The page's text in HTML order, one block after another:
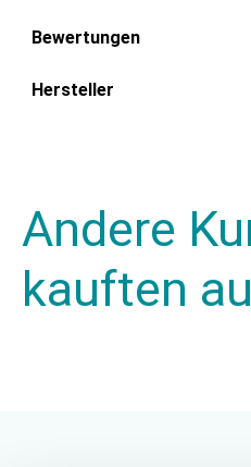
Bewertungen
Hersteller
Andere
kauften